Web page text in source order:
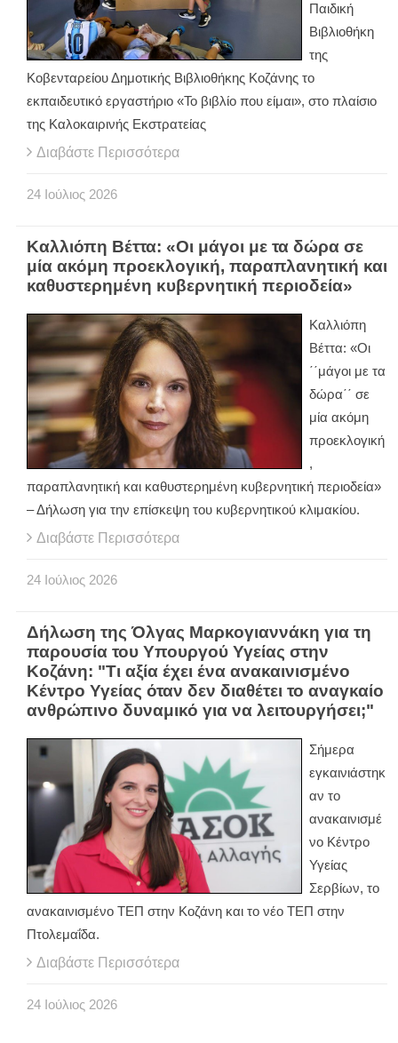
Παιδική
Βιβλιοθήκη
της
Κοβενταρείου Δημοτικής Βιβλιοθήκης Κοζάνης το
εκπαιδευτικό εργαστήριο «Το βιβλίο που είμαι», στο πλαίσιο
της Καλοκαιρινής Εκστρατείας
Διαβάστε Περισσότερα
24 Ιούλιος 2026
Καλλιόπη Βέττα: «Οι μάγοι με τα δώρα σε
μία ακόμη προεκλογική, παραπλανητική και
καθυστερημένη κυβερνητική περιοδεία»
Καλλιόπη
Βέττα: «Οι
΄΄μάγοι με τα
δώρα΄΄ σε
μία ακόμη
προεκλογική
,
παραπλανητική και καθυστερημένη κυβερνητική περιοδεία»
– Δήλωση για την επίσκεψη του κυβερνητικού κλιμακίου.
Διαβάστε Περισσότερα
24 Ιούλιος 2026
Δήλωση της Όλγας Μαρκογιαννάκη για τη
παρουσία του Υπουργού Υγείας στην
Κοζάνη: "Τι αξία έχει ένα ανακαινισμένο
Κέντρο Υγείας όταν δεν διαθέτει το αναγκαίο
ανθρώπινο δυναμικό για να λειτουργήσει;"
Σήμερα
εγκαινιάστηκ
αν το
ανακαινισμέ
νο Κέντρο
Υγείας
Σερβίων, το
ανακαινισμένο ΤΕΠ στην Κοζάνη και το νέο ΤΕΠ στην
Πτολεμαΐδα.
Διαβάστε Περισσότερα
24 Ιούλιος 2026